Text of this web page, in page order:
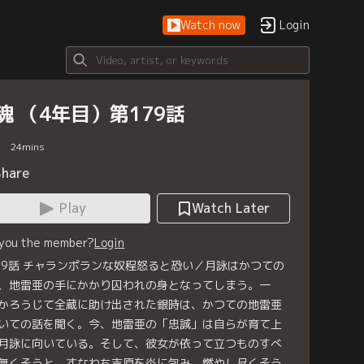
Watch now Login
（4年目）第179話
24mins
Play
Watch Later
the member?Login
話 チャランポランな奴程怒ると恐い／月詠はかつての
地雷亜の手にかかり囚われの身となってしまう。一
ろうじて全蔵に助け出された銀時は、かつての地雷亜
ての話を聞く。今、地雷亜の「忠誠」は自らが育て上
詠に向いている。そして、彼女が依って立つものすべ